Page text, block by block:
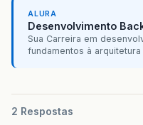
ALURA
Desenvolvimento
Sua Carreira em
fundamentos à
2 Respostas